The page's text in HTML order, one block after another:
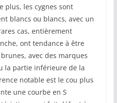
plus, les cygnes sont
blancs ou blancs, avec un
cas, entièrement
ont tendance à être
avec des marques
la partie inférieure de la
notable est le cou plus
une courbe en S